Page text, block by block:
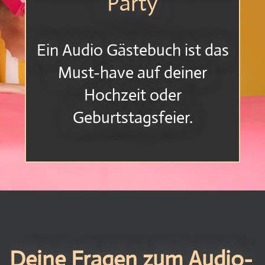
Ein Audio Gästebuch ist das
Must-have auf deiner
Hochzeit oder
Geburtstagsfeier.
Deine Fragen zum Audio-